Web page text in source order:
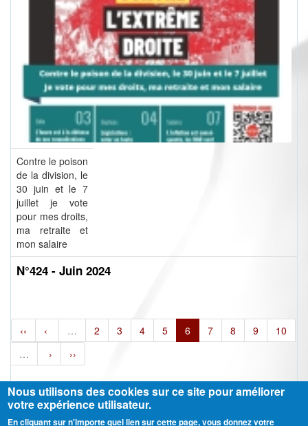
Contre le poison
de la division, le
30 juin et le 7
juillet je vote
pour mes droits,
ma retraite et
mon salaire
N°424 - Juin 2024
‹‹ ‹ … 2 3 4 5 6 7 8 9
10
…
› ››
Nous utilisons des cookies sur ce site pour améliorer
votre expérience utilisateur.
En cliquant sur n'importe quel lien sur cette page, vous donnez votre